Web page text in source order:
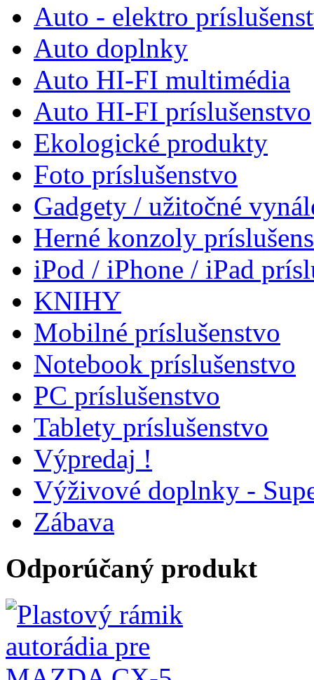
Auto - elektro
Auto doplnky
Auto HI-FI multimédia
Auto HI-FI príslušenstvo
Ekologické produkty
Foto príslušenstvo
Gadgety / užitočné
Herné konzoly
iPod / iPhone / iPad
KNIHY
Mobilné príslušenstvo
Notebook príslušenstvo
PC príslušenstvo
Tablety príslušenstvo
Výpredaj !
Výživové doplnky -
Zábava
Odporúčaný produkt